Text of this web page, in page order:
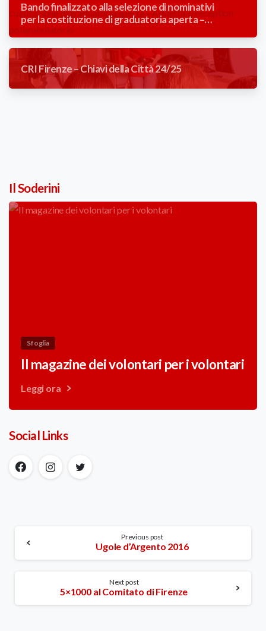
Bando finalizzato alla selezione di nominativi
per la costituzione di graduatoria aperta –
Addetta/o reception poliambulatorio
CRI Firenze – Chiavi della Città 24/25
Il Soderini
Sfoglia
Il magazine dei volontari per i volontari
Leggi ora
Social Links
Reading
Previous post
Ugole d’Argento 2016
Next post
5×1000 al Comitato di Firenze